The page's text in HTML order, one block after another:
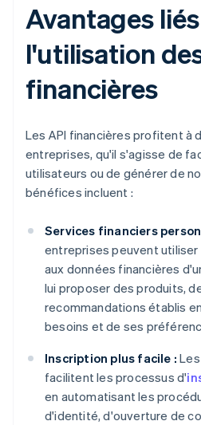
Avantages
l'utilisation
financières
Les API financières profitent à
entreprises, qu'il s'agisse de
utilisateurs ou de générer de
bénéfices incluent :
Services financiers
entreprises peuvent utiliser
aux données financières
lui proposer des produits,
recommandations établis
besoins et de ses
Inscription plus facile :
facilitent les processus d'
en automatisant les
d'identité, d'ouverture de